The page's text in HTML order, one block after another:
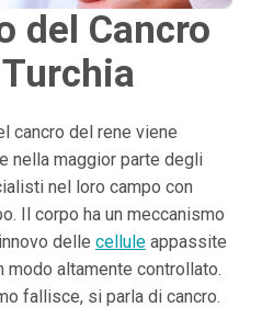
del Cancro
cancro del rene viene
nella maggior parte degli
nel loro campo con
Il corpo ha un meccanismo
delle celluleappassite
modo altamente controllato.
fallisce, si parla di cancro.